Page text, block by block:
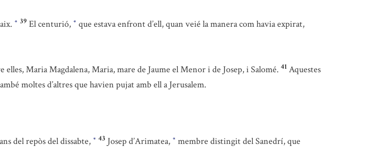
* 39 El centurió, * que estava enfront d’ell, quan veié la manera com havia expirat,
Maria Magdalena, Maria, mare de Jaume el Menor i de Josep, i Salomé. 41 Aquestes
moltes d’altres que havien pujat amb ell a Jerusalem.
del repòs del dissabte, * 43 Josep d’Arimatea, * membre distingit del Sanedrí, que